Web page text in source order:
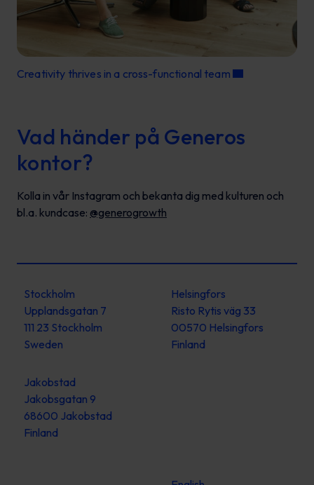
Creativity thrives in a cross-functional team
Vad händer på Generos
kontor?
Kolla in vår Instagram och bekanta dig med kulturen och
bl.a. kundcase: @generogrowth
Stockholm
Upplandsgatan 7
111 23 Stockholm
Sweden
Helsingfors
Risto Rytis väg 33
00570 Helsingfors
Finland
Jakobstad
Jakobsgatan 9
68600 Jakobstad
Finland